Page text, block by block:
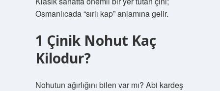
Osmanlıcada “sırlı kap” anlamına gelir.
1 Çinik Nohut Kaç
Kilodur?
Nohutun ağırlığını bilen var mı? Abi kardeş